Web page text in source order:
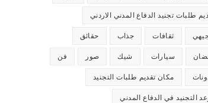
طلبات تجنيد الدفاع المدني الاردني
ثقافات جذاب حقائق
سيارات شيك صور فن
مكان تقديم طلبات التجنيد
التجنيد في الدفاع المدني